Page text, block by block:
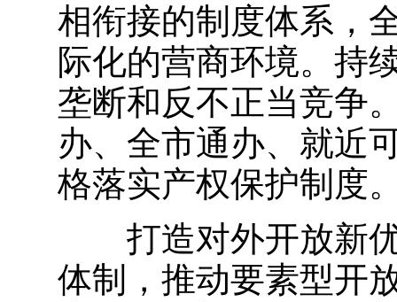
相衔接的制度体系，
际化的营商环境。持
垄断和反不正当竞争
办、全市通办、就近
格落实产权保护制度
打造对外开放新
体制，推动要素型开